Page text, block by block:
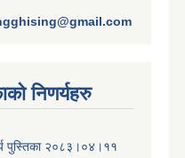
निणर्यहरु
पुस्तिका २०८३।०४।११